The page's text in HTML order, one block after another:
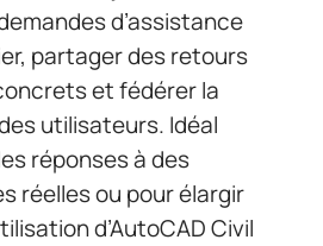
d’assistance
partager des retours
et fédérer la
utilisateurs. Idéal
réponses à des
réelles ou pour élargir
d’AutoCAD Civil